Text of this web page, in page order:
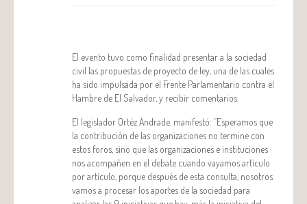
El evento tuvo como finalidad presentar a la sociedad
civil las propuestas de proyecto de ley, una de las cuales
ha sido impulsada por el Frente Parlamentario contra el
Hambre de El Salvador, y recibir comentarios.
El legislador Ortéz Andrade, manifestó: “Esperamos que
la contribución de las organizaciones no termine con
estos foros, sino que las organizaciones e instituciones
nos acompañen en el debate cuando vayamos artículo
por artículo, porque después de esta consulta, nosotros
vamos a procesar los aportes de la sociedad para